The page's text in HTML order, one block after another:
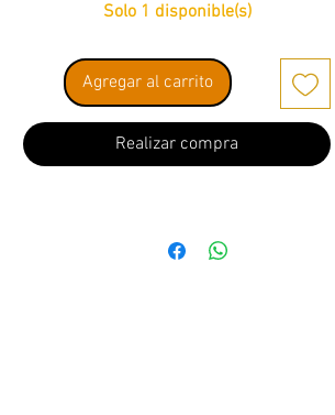
Solo 1 disponible(s)
Agregar al carrito
Realizar compra